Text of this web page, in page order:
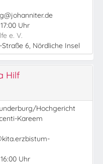
Uhr
e. V.
6, Nördliche Insel
Hilf
Hochgericht
Kareem
Uhr